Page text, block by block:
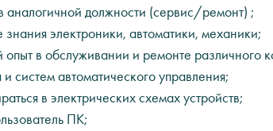
аналогичной должности (сервис/ремонт) ;
электроники, автоматики, механики;
опыт в обслуживании и ремонте различного
систем автоматического управления;
в электрических схемах устройств;
ПК;